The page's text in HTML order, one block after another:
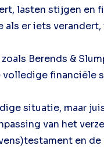
lasten stijgen en
als er iets
Berends &
financiële
situatie, maar
van het
en